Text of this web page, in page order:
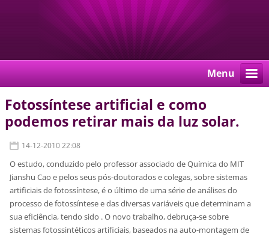
Menu
Fotossíntese artificial e como
podemos retirar mais da luz solar.
14-12-2010 22:08
O estudo,conduzido pelo professor associado de Química do MIT
Jianshu Cao e pelos seus pós-doutorados e colegas,sobre sistemas
artificiais de fotossíntese, é o último de uma série de análises do
processo de fotossíntese e das diversas variáveis que determinam a
sua eficiência, tendo sido . O novo trabalho, debruça-se sobre
sistemas fotossintéticos artificiais, baseados na auto-montagem de